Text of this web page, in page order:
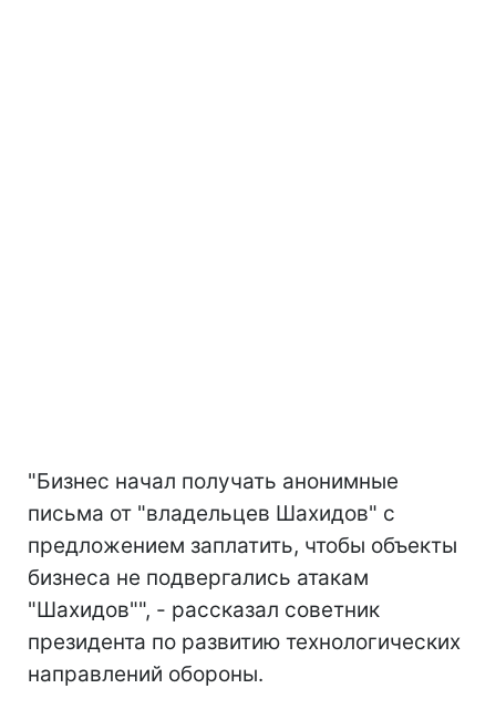
"Бизнес начал получать анонимные
письма от "владельцев Шахидов" с
предложением заплатить, чтобы объекты
бизнеса не подвергались атакам
"Шахидов"", - рассказал советник
президента по развитию технологических
направлений обороны.